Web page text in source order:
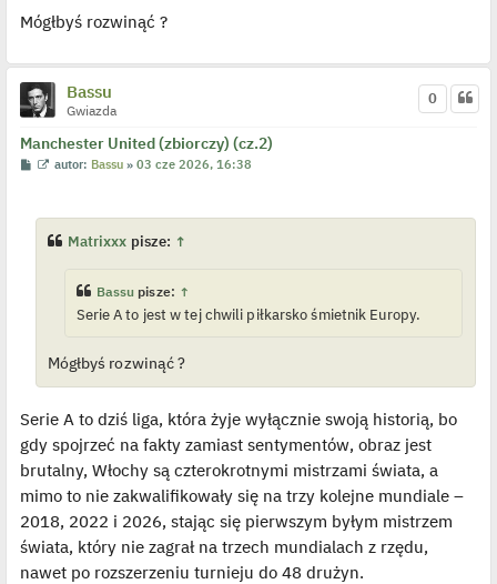
e
n
c
y
o
s
t
Mógłbyś rozwinąć ?
Bassu
Gwiazda
Manchester United (zbiorczy) (cz.2)
0
P
W
i
e
t
n
p
s
t
autor: Bassu »03 cze 2026, 16:38
Matrixxx pisze: ↑
Bassu pisze: ↑
Serie A to jest w tej chwili piłkarsko śmietnik Europy.
Mógłbyś rozwinąć ?
Serie A to dziś liga, która żyje wyłącznie swoją historią, bo
gdy spojrzeć na fakty zamiast sentymentów, obraz jest
brutalny, Włochy są czterokrotnymi mistrzami świata, a
mimo to nie zakwalifikowały się na trzy kolejne mundiale –
2018, 2022 i 2026, stając się pierwszym byłym mistrzem
świata, który nie zagrał na trzech mundialach z rzędu,
nawet po rozszerzeniu turnieju do 48 drużyn.